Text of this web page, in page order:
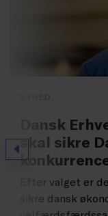
Forrige
Dansk
skal sikre
Efter valget er
sikre dansk